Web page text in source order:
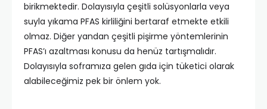
birikmektedir. Dolayısıyla çeşitli solüsyonlarla veya
suyla yıkama PFAS kirliliğini bertaraf etmekte etkili
olmaz. Diğer yandan çeşitli pişirme yöntemlerinin
PFAS’ı azaltması konusu da henüz tartışmalıdır.
Dolayısıyla soframıza gelen gıda için tüketici olarak
alabileceğimiz pek bir önlem yok.